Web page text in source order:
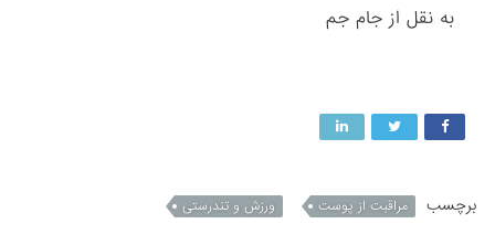
به نقل از جام جم
برچسب مراقبت از پوست ورزش و تندرستی